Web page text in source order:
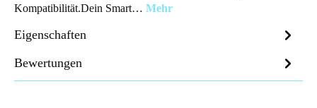
Kompatibilität.Dein Smart… Mehr
Eigenschaften
Bewertungen